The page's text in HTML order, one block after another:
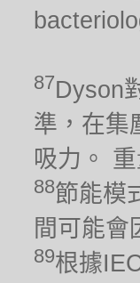
87Dyson
準，在集
吸力。
88節能模
間可能會
89根據